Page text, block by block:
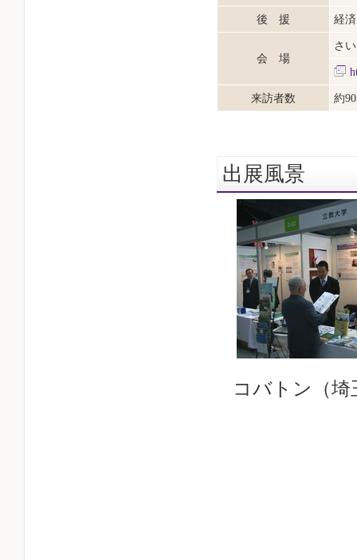
後 援 経
会 場
さ
来訪者数 約
出展風景
コバトン（